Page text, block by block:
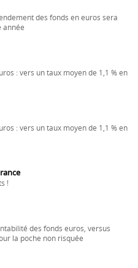
des fonds en euros sera
année
: vers un taux moyen de 1,1 % en
: vers un taux moyen de 1,1 % en
!
des fonds euros, versus
la poche non risquée